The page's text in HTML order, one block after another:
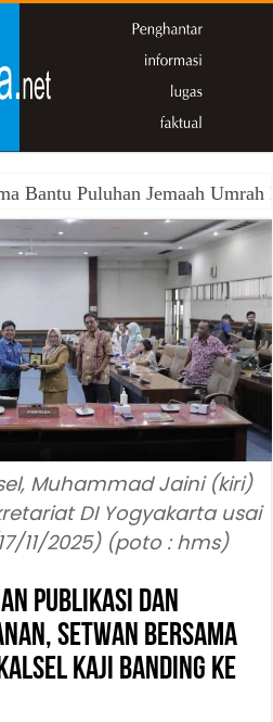
Bantu Puluhan Jemaah
Muhammad Jaini (kiri)
DI Yogyakarta usai
11/2025) (poto : hms)
Publikasi dan
Setwan bersama
Kalsel Kaji Banding ke